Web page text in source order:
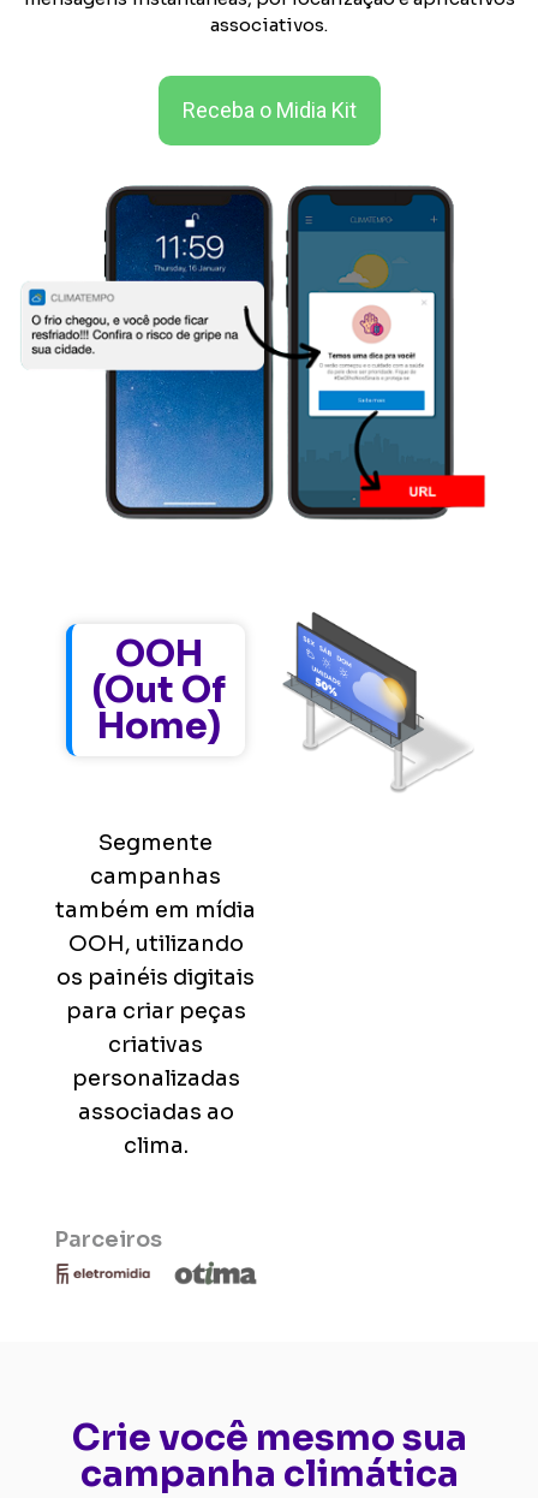
associativos.
Receba o Midia Kit
OOH
(Out Of
Home)
Segmente
campanhas
também em mídia
OOH, utilizando
os painéis digitais
para criar peças
criativas
personalizadas
associadas ao
clima.
Parceiros
Crie você mesmo sua
campanha climática